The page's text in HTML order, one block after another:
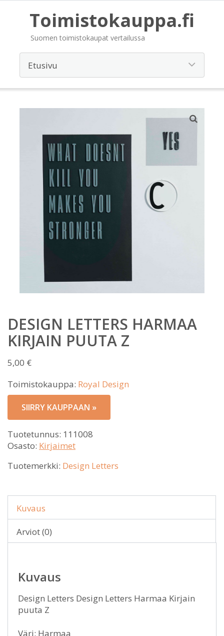
Toimistokauppa.fi
Suomen toimistokaupat vertailussa
DESIGN LETTERS HARMAA
KIRJAIN PUUTA Z
5,00 €
Toimistokauppa: Royal Design
SIIRRY KAUPPAAN »
Tuotetunnus: 111008
Osasto: Kirjaimet
Tuotemerkki: Design Letters
Kuvaus
Arviot (0)
Kuvaus
Design Letters Design Letters Harmaa Kirjain
puuta Z
Väri: Harmaa